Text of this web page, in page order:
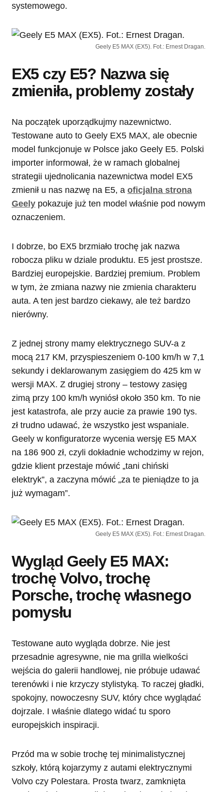
systemowego.
Geely E5 MAX (EX5). Fot.: Ernest Dragan.
EX5 czy E5? Nazwa się
zmieniła, problemy zostały
Na początek uporządkujmy nazewnictwo.
Testowane auto to Geely EX5 MAX, ale obecnie
model funkcjonuje w Polsce jako Geely E5. Polski
importer informował, że w ramach globalnej
strategii ujednolicania nazewnictwa model EX5
zmienił u nas nazwę na E5, a oficjalna strona
Geely pokazuje już ten model właśnie pod nowym
oznaczeniem.
I dobrze, bo EX5 brzmiało trochę jak nazwa
robocza pliku w dziale produktu. E5 jest prostsze.
Bardziej europejskie. Bardziej premium. Problem
w tym, że zmiana nazwy nie zmienia charakteru
auta. A ten jest bardzo ciekawy, ale też bardzo
nierówny.
Z jednej strony mamy elektrycznego SUV-a z
mocą 217 KM, przyspieszeniem 0-100 km/h w 7,1
sekundy i deklarowanym zasięgiem do 425 km w
wersji MAX. Z drugiej strony – testowy zasięg
zimą przy 100 km/h wyniósł około 350 km. To nie
jest katastrofa, ale przy aucie za prawie 190 tys.
zł trudno udawać, że wszystko jest wspaniale.
Geely w konfiguratorze wycenia wersję E5 MAX
na 186 900 zł, czyli dokładnie wchodzimy w rejon,
gdzie klient przestaje mówić „tani chiński
elektryk”, a zaczyna mówić „za te pieniądze to ja
już wymagam”.
Geely E5 MAX (EX5). Fot.: Ernest Dragan.
Wygląd Geely E5 MAX:
trochę Volvo, trochę
Porsche, trochę własnego
pomysłu
Testowane auto wygląda dobrze. Nie jest
przesadnie agresywne, nie ma grilla wielkości
wejścia do galerii handlowej, nie próbuje udawać
terenówki i nie krzyczy stylistyką. To raczej gładki,
spokojny, nowoczesny SUV, który chce wyglądać
dojrzale. I właśnie dlatego widać tu sporo
europejskich inspiracji.
Przód ma w sobie trochę tej minimalistycznej
szkoły, którą kojarzymy z autami elektrycznymi
Volvo czy Polestara. Prosta twarz, zamknięta